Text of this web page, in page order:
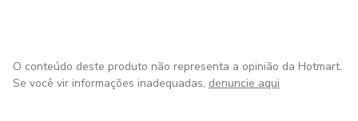
O conteúdo deste produto não representa a opinião da Hotmart.
Se você vir informações inadequadas, denuncie aqui